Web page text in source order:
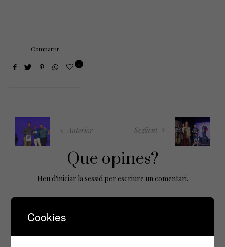
Compartir
0
Anterior Següent
Que opines?
Heu d'iniciar la sessió per escriure un comentari.
Cookies